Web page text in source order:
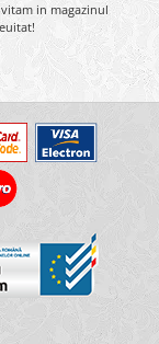
in magazinul